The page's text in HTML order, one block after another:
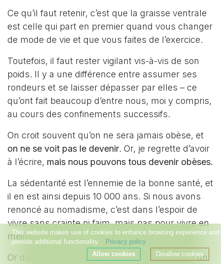
Ce qu’il faut retenir, c’est que la graisse ventrale
est celle qui part en premier quand vous changer
de mode de vie et que vous faites de l’exercice.
Toutefois, il faut rester vigilant vis-à-vis de son
poids. Il y a une différence entre assumer ses
rondeurs et se laisser dépasser par elles – ce
qu’ont fait beaucoup d’entre nous, moi y compris,
au cours des confinements successifs.
On croit souvent qu’on ne sera jamais obèse, et
on ne se voit pas le devenir. Or, je regrette d’avoir
à l’écrire, mais nous pouvons tous devenir obèses.
La sédentarité est l’ennemie de la bonne santé, et
il en est ainsi depuis 10 000 ans. Si nous avons
renoncé au nomadisme, c’est dans l’espoir de
vivre sans crainte ni faim, mais pas pour vivre en
meilleure santé.
Or dans une société où tout est disponible en un
This website makes use of cookies to enhance browsing experience and
provide additional functionality.
Privacy policy
Disallow cookies
Allow cookies